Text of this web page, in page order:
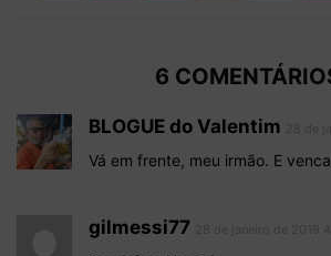
6
BLOGUE do Valentim
Vá em frente, meu irmão. E
gilmessi77